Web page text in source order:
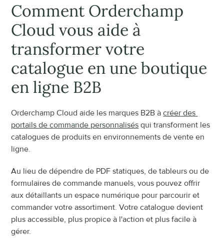
Comment Orderchamp
Cloud vous aide à
transformer votre
catalogue en une boutique
en ligne B2B
Orderchamp Cloud aide les marques B2B à créer des
portails de commande personnalisés qui transforment les
catalogues de produits en environnements de vente en
ligne.
Au lieu de dépendre de PDF statiques, de tableurs ou de
formulaires de commande manuels, vous pouvez offrir
aux détaillants un espace numérique pour parcourir et
commander votre assortiment. Votre catalogue devient
plus accessible, plus propice à l'action et plus facile à
gérer.